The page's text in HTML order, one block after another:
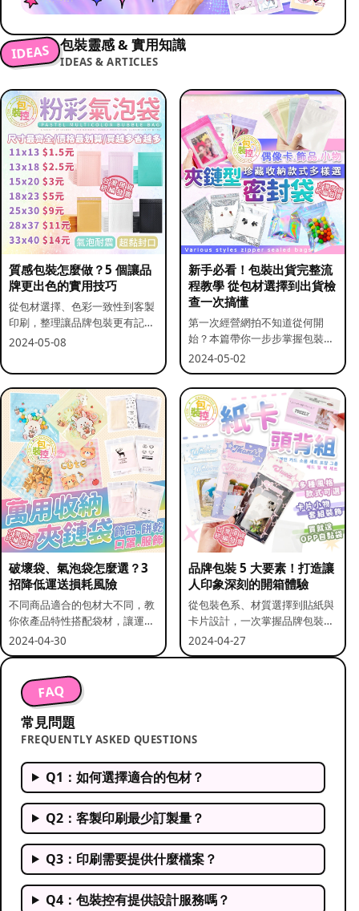
IDEAS 包裝靈感 & 實用知識
IDEAS & ARTICLES
質感包裝怎麼做？5 個讓品
牌更出色的實用技巧
從包材選擇、色彩一致性到客製
印刷，整理讓品牌包裝更有記憶
點的實用做法。
2024-05-08
新手必看！包裝出貨完整流
程教學 從包材選擇到出貨檢
查一次搞懂
第一次經營網拍不知道從何開
始？本篇帶你一步步掌握包裝流
程與出貨前檢查重點。
2024-05-02
破壞袋、氣泡袋怎麼選？3
招降低運送損耗風險
不同商品適合的包材大不同，教
你依產品特性搭配袋材，讓運送
更安全。
2024-04-30
品牌包裝 5 大要素！打造讓
人印象深刻的開箱體驗
從包裝色系、材質選擇到貼紙與
卡片設計，一次掌握品牌包裝的
關鍵要素。
2024-04-27
FAQ
常見問題
FREQUENTLY ASKED QUESTIONS
Q1：如何選擇適合的包材？
Q2：客製印刷最少訂製量？
Q3：印刷需要提供什麼檔案？
Q4：包裝控有提供設計服務嗎？